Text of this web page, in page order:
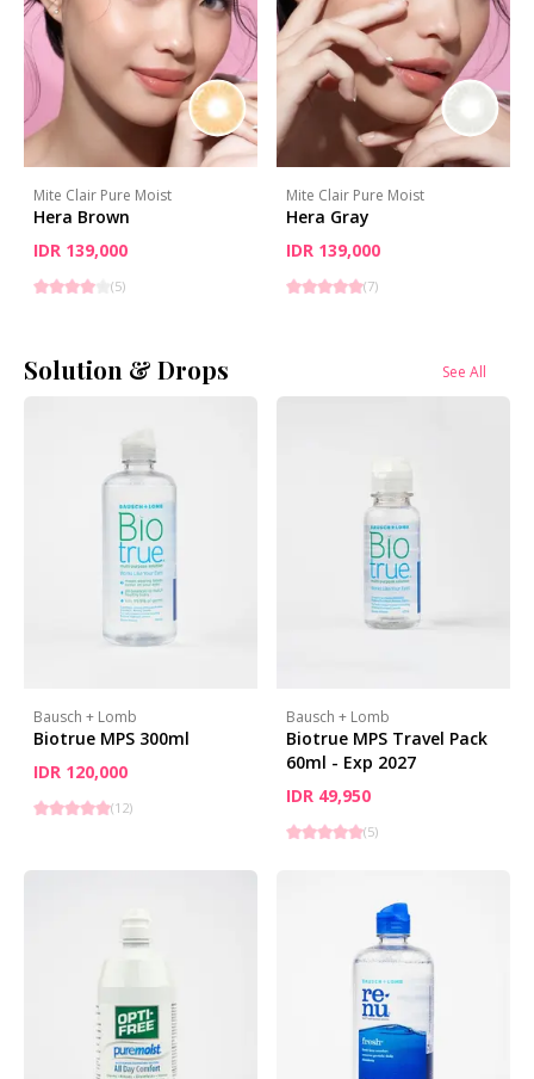
Mite Clair Pure Moist
Hera Brown
IDR 139,000
(5)
Mite Clair Pure Moist
Hera Gray
IDR 139,000
(7)
Solution & Drops See All
Bausch + Lomb
Biotrue MPS 300ml
IDR 120,000
(12)
Bausch + Lomb
Biotrue MPS Travel Pack
60ml - Exp 2027
IDR 49,950
(5)